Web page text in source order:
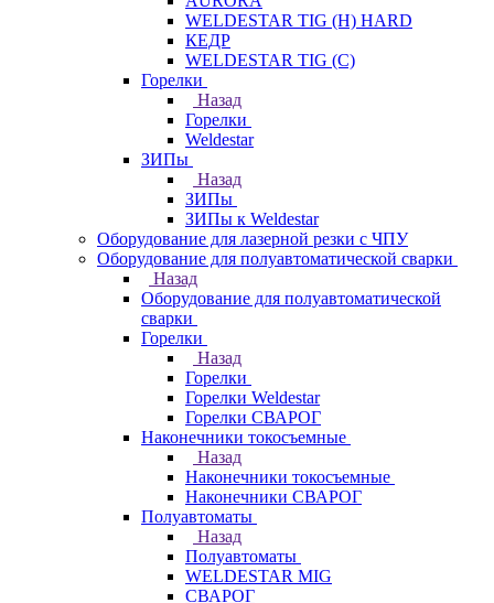
WELDESTAR TIG (H) HARD
КЕДР
WELDESTAR TIG (С)
Горелки
Назад
Горелки
Weldestar
ЗИПы
Назад
ЗИПы
ЗИПы к Weldestar
Оборудование для лазерной резки с ЧПУ
Оборудование для полуавтоматической сварки
Назад
Оборудование для полуавтоматической
сварки
Горелки
Назад
Горелки
Горелки Weldestar
Горелки СВАРОГ
Наконечники токосъемные
Назад
Наконечники токосъемные
Наконечники СВАРОГ
Полуавтоматы
Назад
Полуавтоматы
WELDESTAR MIG
СВАРОГ